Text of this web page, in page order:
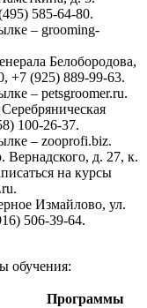
585-64-80.
– grooming-
Белобородова,
+7 (925) 889-99-63.
– petsgroomer.ru.
100-26-37.
– zooprofi.biz.
Вернадского, д. 27, к.
на курсы
Измайлово, ул.
506-39-64.
обучения:
Программы